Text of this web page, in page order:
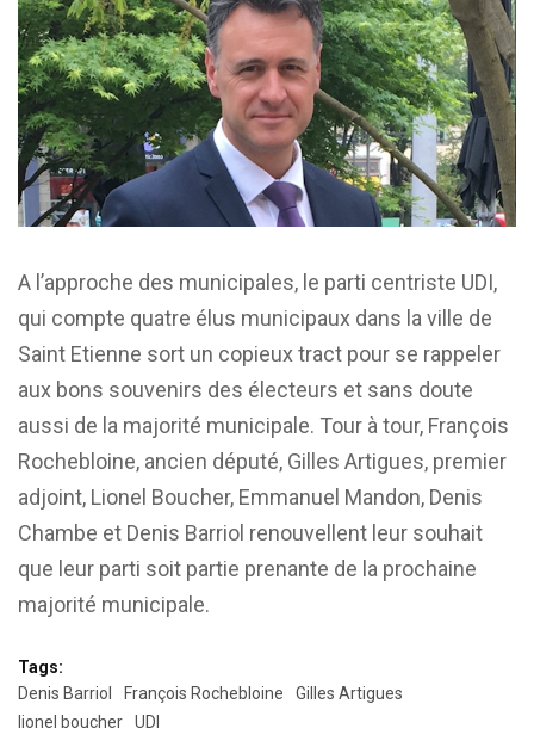
A l’approche des municipales, le parti centriste UDI,
qui compte quatre élus municipaux dans la ville de
Saint Etienne sort un copieux tract pour se rappeler
aux bons souvenirs des électeurs et sans doute
aussi de la majorité municipale. Tour à tour, François
Rochebloine, ancien député, Gilles Artigues, premier
adjoint, Lionel Boucher, Emmanuel Mandon, Denis
Chambe et Denis Barriol renouvellent leur souhait
que leur parti soit partie prenante de la prochaine
majorité municipale.
Tags:
Denis Barriol
François Rochebloine
Gilles Artigues
lionel boucher
UDI